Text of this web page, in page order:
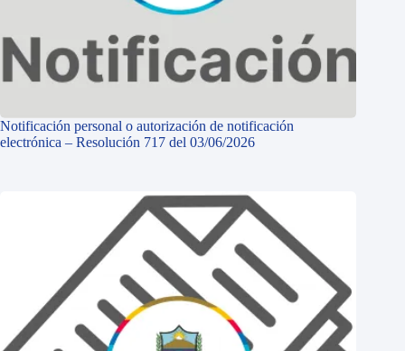
Notificación personal o autorización de notificación
electrónica – Resolución 717 del 03/06/2026